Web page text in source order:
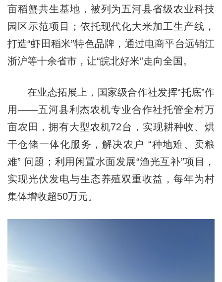
亩稻蟹共生基地，被列为五河县省级农业科技
园区示范项目；依托现代化大米加工生产线，
打造“虾田稻米”特色品牌，通过电商平台远销江
浙沪等十余省市，让“皖北好米”走向全国。
在业态拓展上，国家级合作社发挥“托底”作
用——五河县利杰农机专业合作社托管全村万
亩农田，拥有大型农机72台，实现耕种收、烘
干仓储一体化服务，解决农户 “种地难、卖粮
难” 问题；利用闲置水面发展“渔光互补”项目，
实现光伏发电与生态养殖双重收益，每年为村
集体增收超50万元。​